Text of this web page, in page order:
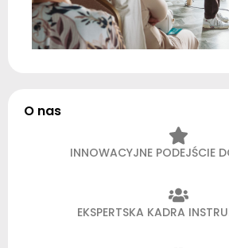
O nas
INNOWACYJNE PODEJŚCIE
EKSPERTSKA KADRA